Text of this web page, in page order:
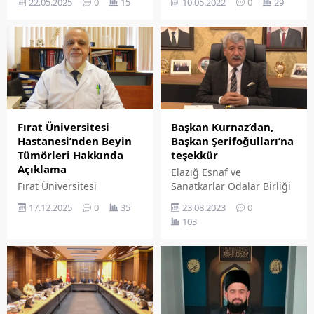
Bir WhatsApp Grubunda
Başkanı Dr. Asu Kaya'ya
yönelik mesajına tepki
gösterdi.
kısa bir özet bilgisi
yazı düzenleme
sayfasında "Özet"
bölümünden eklenebilir.
Özet eklenmişse başlık
altında kalın olarak bu
şekilde gösterilir,
eklenmemişse bu alan boş
kalır.
Fırat Üniversitesi
Hastanesi’nden Beyin
Tümörleri Hakkında
Açıklama
Fırat Üniversitesi
Cerrahisi Anabilim Dalı
tümörlerine ilişkin önemli
değerlendirmelerde
bulundu.
17.12.2025 0 35
Başkan Kurnaz’dan,
Başkan Şerifoğulları’na
teşekkür
Elazığ Esnaf ve
Sanatkarlar Odalar Birliği
girişimleri sonucunda
Belediye Başkanı Şahin
ile Sürsürü Mahallesi'nde
bulunan Diyanet Eğitim
Merkezi'nin birliklerine
tahsis edildiğini duyurdu.
23.08.2023
0
103